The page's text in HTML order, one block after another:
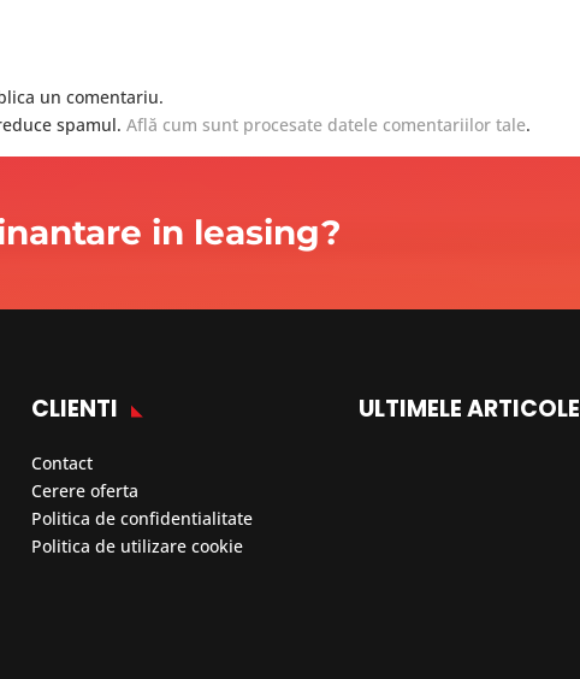
un comentariu.
spamul.Află cum sunt procesate datele comentariilor tale.
in leasing?
CLIENTI
Contact
Cerere oferta
Politica de confidentialitate
Politica de utilizare cookie
ULTIMELE ARTICOLE